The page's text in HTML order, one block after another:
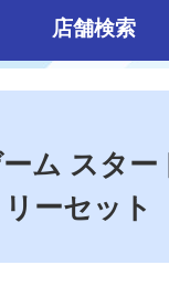
店舗検索
ム スター
ーセッ